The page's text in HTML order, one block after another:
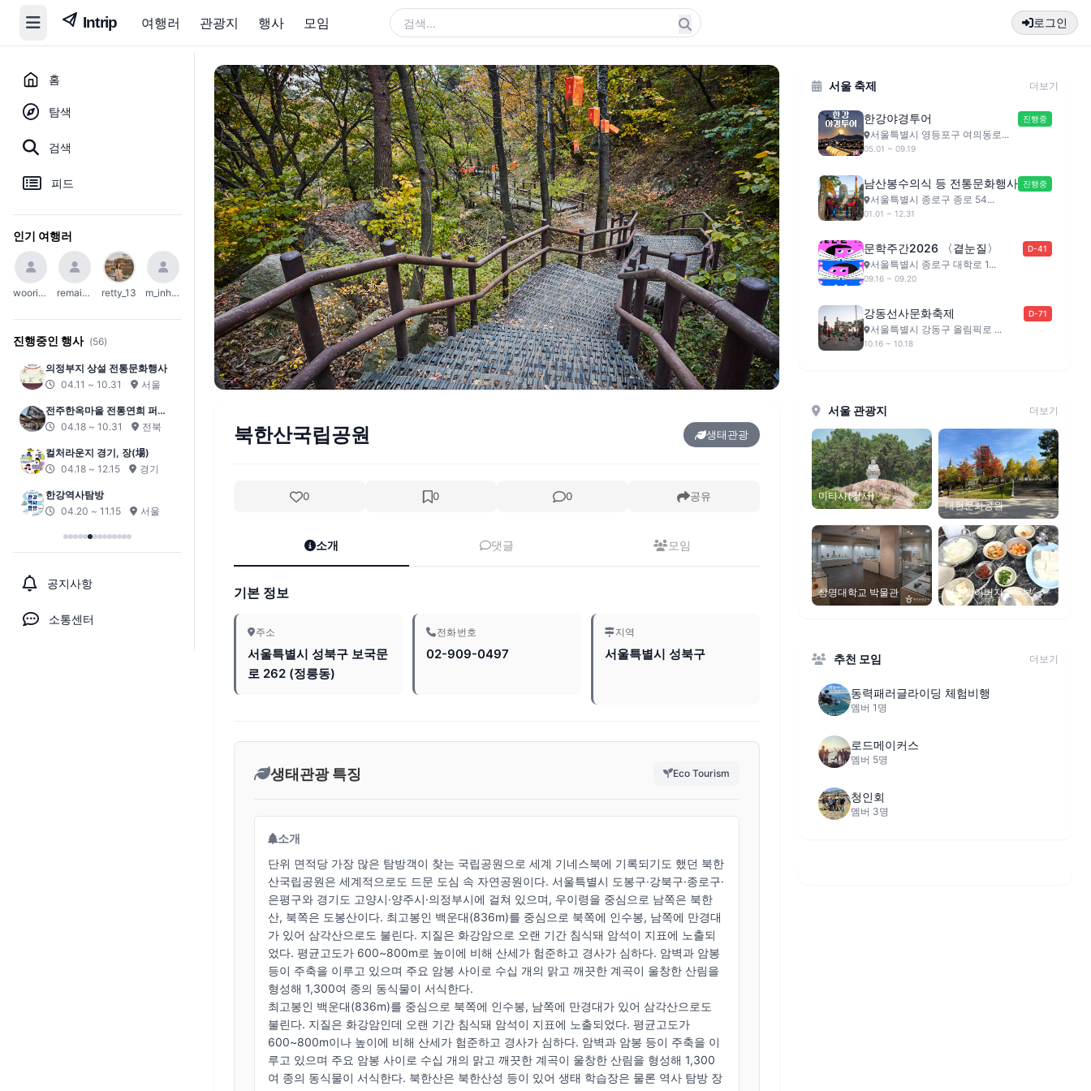
여행러 관광지 행사 모임 로그인
홈
탐색
검색
피드
인기 여행러
woori_654 remain_45 retty_13 m_inho23
진행중인 행사 (56)
의정부지 상설 전통문화행사
04.11 ~ 10.31
서울
전주한옥마을 전통연희 퍼레
이드-노상놀이야
04.18 ~ 10.31 전북
컬처라운지 경기, 장(場)
04.18 ~ 12.15
경기
한강역사탐방
04.20 ~ 11.15
서울
공지사항
소통센터
북한산국립공원 생태관광
0 0 0 공유
소개 댓글 모임
기본 정보
주소
서울특별시 성북구 보국문
로 262 (정릉동)
전화번호
02-909-0497
지역
서울특별시 성북구
생태관광 특징 Eco Tourism
소개
단위 면적당 가장 많은 탐방객이 찾는 국립공원으로 세계 기네스북에 기록되기도 했던 북한
산국립공원은 세계적으로도 드문 도심 속 자연공원이다. 서울특별시 도봉구·강북구·종로구·
은평구와 경기도 고양시·양주시·의정부시에 걸쳐 있으며, 우이령을 중심으로 남쪽은 북한
산, 북쪽은 도봉산이다. 최고봉인 백운대(836m)를 중심으로 북쪽에 인수봉, 남쪽에 만경대
가 있어 삼각산으로도 불린다. 지질은 화강암으로 오랜 기간 침식돼 암석이 지표에 노출되
었다. 평균고도가 600~800m로 높이에 비해 산세가 험준하고 경사가 심하다. 암벽과 암봉
등이 주축을 이루고 있으며 주요 암봉 사이로 수십 개의 맑고 깨끗한 계곡이 울창한 산림을
형성해 1,300여 종의 동식물이 서식한다.
최고봉인 백운대(836m)를 중심으로 북쪽에 인수봉, 남쪽에 만경대가 있어 삼각산으로도
불린다. 지질은 화강암인데 오랜 기간 침식돼 암석이 지표에 노출되었다. 평균고도가
600~800m이나 높이에 비해 산세가 험준하고 경사가 심하다. 암벽과 암봉 등이 주축을 이
루고 있으며 주요 암봉 사이로 수십 개의 맑고 깨끗한 계곡이 울창한 산림을 형성해 1,300
여 종의 동식물이 서식한다. 북한산은 북한산성 등이 있어 생태 학습장은 물론 역사 탐방 장
서울 축제 더보기
한강야경투어 진행중
서울특별시 영등포구 여의동로...
05.01 ~ 09.19
남산봉수의식 등 전통문화행사 진행중
서울특별시 종로구 종로 54...
01.01 ~ 12.31
문학주간2026 〈곁눈질〉 D-41
서울특별시 종로구 대학로 1...
09.16 ~ 09.20
강동선사문화축제 D-71
서울특별시 강동구 올림픽로 ...
10.16 ~ 10.18
서울 관광지 더보기
미타사(강서)
대현문화공원
상명대학교 박물관 원조할아버지손두부
추천 모임 더보기
동력패러글라이딩 체험비행
멤버 1명
로드메이커스
멤버 5명
청인회
멤버 3명